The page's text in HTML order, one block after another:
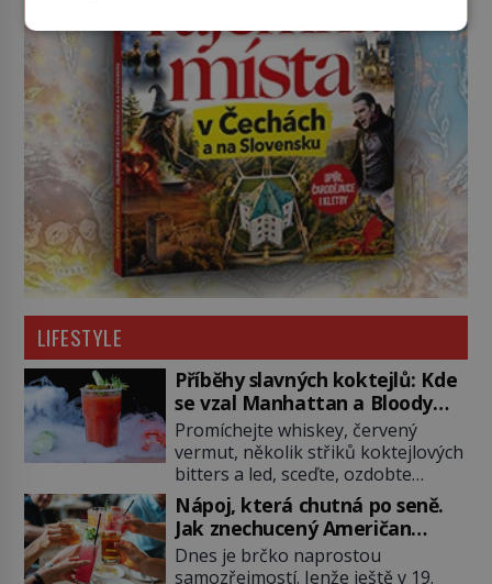
LIFESTYLE
Příběhy slavných koktejlů: Kde
se vzal Manhattan a Bloody
Mary?
Promíchejte whiskey, červený
vermut, několik střiků koktejlových
bitters a led, sceďte, ozdobte
koktejlovou třešinkou a tadá…
Manhattan je tu! A pokud to má být
skutečně on, dejte si pozor, ať
místo klasické americké rye
Nápoj, která chutná po seně.
Jak znechucený Američan
vymyslel brčko
Dnes je brčko naprostou
samozřejmostí. Jenže ještě v 19.